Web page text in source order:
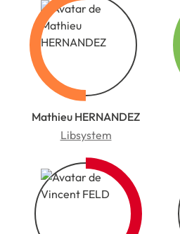
Mathieu HERNANDEZ
Libsystem